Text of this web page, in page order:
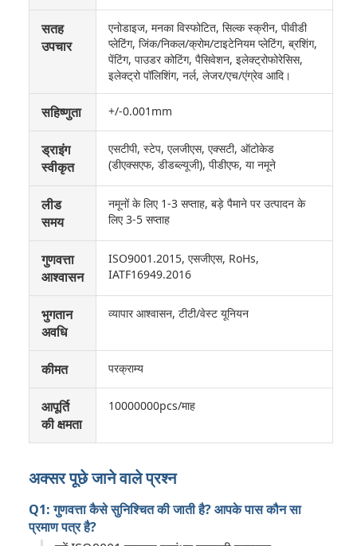
सतह
उपचार
एनोडाइज, मनका विस्फोटित, सिल्क स्क्रीन, पीवीडी
प्लेटिंग, जिंक/निकल/क्रोम/टाइटेनियम प्लेटिंग, ब्रशिंग,
पेंटिंग, पाउडर कोटिंग, पैसिवेशन, इलेक्ट्रोफोरेसिस,
इलेक्ट्रो पॉलिशिंग, नर्ल, लेजर/एच/एंग्रेव आदि।
सहिष्णुता +/-0.001mm
ड्राइंग
स्वीकृत
एसटीपी, स्टेप, एलजीएस, एक्सटी, ऑटोकेड
(डीएक्सएफ, डीडब्ल्यूजी), पीडीएफ, या नमूने
लीड
समय
नमूनों के लिए 1-3 सप्ताह, बड़े पैमाने पर उत्पादन के
लिए 3-5 सप्ताह
गुणवत्ता
आश्वासन
ISO9001.2015, एसजीएस, RoHs,
IATF16949.2016
भुगतान
अवधि
व्यापार आश्वासन, टीटी/वेस्ट यूनियन
कीमत परक्राम्य
आपूर्ति
की क्षमता
10000000pcs/माह
अक्सर पूछे जाने वाले प्रश्न
Q1: गुणवत्ता कैसे सुनिश्चित की जाती है? आपके पास कौन सा
प्रमाण पत्र है?